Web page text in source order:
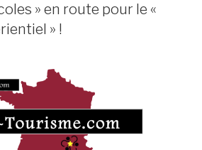
» en route pour le «
» !